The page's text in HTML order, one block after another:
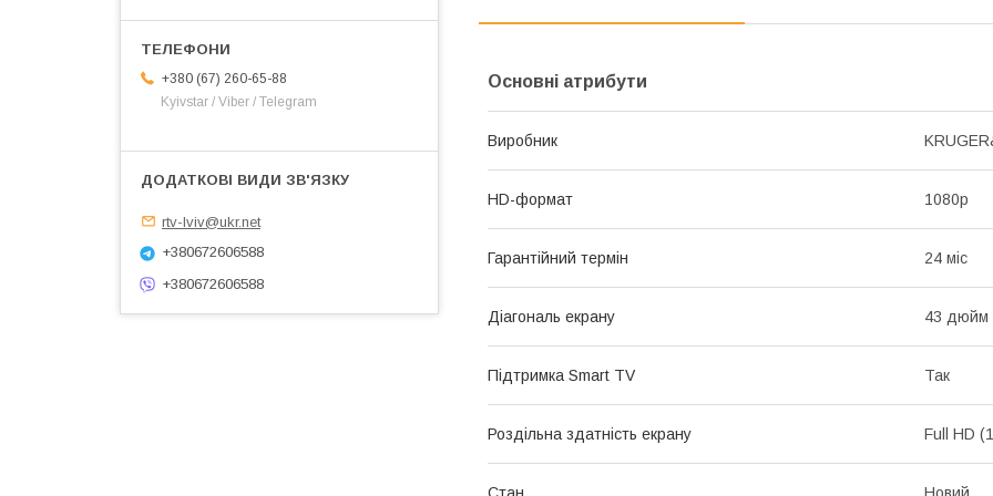
Основні атрибути
Виробник
HD-формат 1080р
Гарантійний термін 24 міс
Діагональ екрану 43 дюйм
Підтримка Smart TV Так
Роздільна здатність екрану Full HD
Стан Новий
+380 (67) 260-65-88
Kyivstar / Viber / Telegram
rtv-lviv@ukr.net
+380672606588
+380672606588